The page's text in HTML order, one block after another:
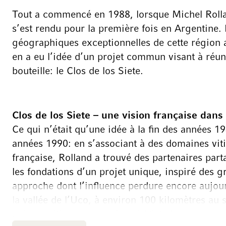
Tout a commencé en 1988, lorsque Michel
s’est rendu pour la première fois en
géographiques exceptionnelles de cette région
en a eu l’idée d’un projet commun visant à
bouteille: le Clos de los Siete.
Clos de los Siete – une vision française dans
Ce qui n’était qu’une idée à la fin des années
années 1990: en s’associant à des domaines
française, Rolland a trouvé des partenaires
les fondations d’un projet unique, inspiré des
approche dont l’influence perdure encore
la vallée de l’Uco, à environ 100 kilomètres au